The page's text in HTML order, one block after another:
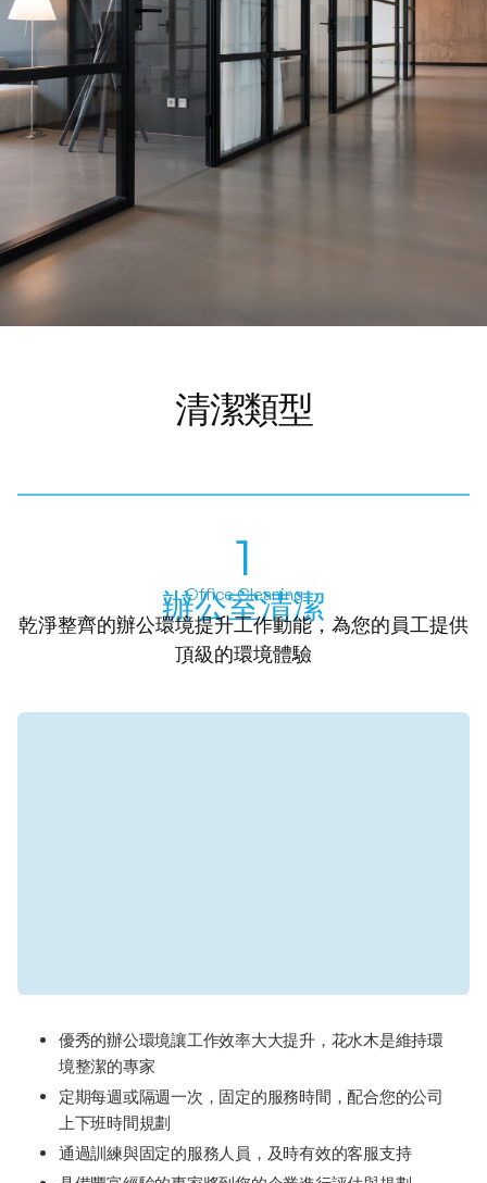
清潔類型
1
Office Cleaning
辦公室清潔
乾淨整齊的辦公環境提升工作動能，為您的員工提供
頂級的環境體驗
優秀的辦公環境讓工作效率大大提升，花水木是維持環
境整潔的專家
定期每週或隔週一次，固定的服務時間，配合您的公司
上下班時間規劃
通過訓練與固定的服務人員，及時有效的客服支持